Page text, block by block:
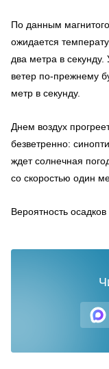
По данным
ожидается
два метра в
ветер по-прежнему
метр в секунду.
Днем воздух
безветренно:
ждет солнечная
со скоростью один
Вероятность